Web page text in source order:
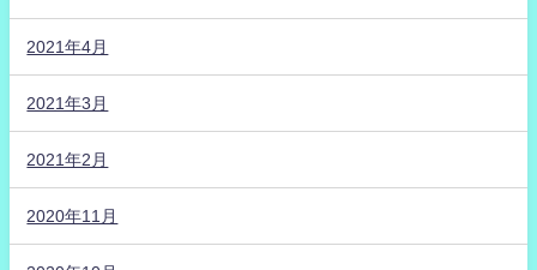
2021年4月
2021年3月
2021年2月
2020年11月